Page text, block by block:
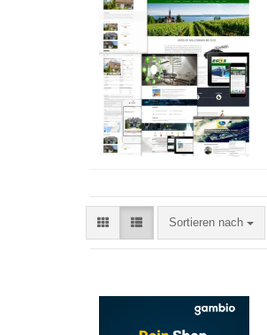
Sortieren nach
Sortieren nach